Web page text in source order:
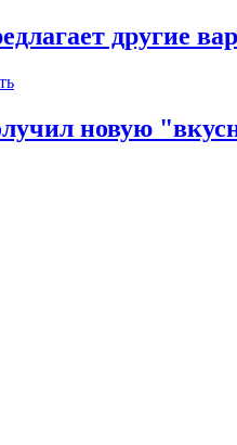
другие
новую